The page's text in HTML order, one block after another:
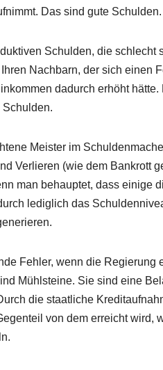
Das sind gute Schulden.
Schulden, die
Nachbarn, der sich einen
dadurch erhöht
Schulden.
Meister im
Verlieren (wie dem Bankrott
man behauptet, dass einige
lediglich das
Fehler, wenn die
Mühlsteine. Sie sind eine
die staatliche
von dem erreicht wird,